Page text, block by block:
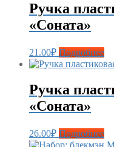
Ручка
«Соната»
21.00₽ Подробнее
Ручка
«Соната»
26.00₽ Подробнее